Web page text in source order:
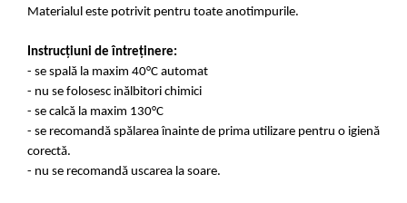
Materialul este potrivit pentru toate anotimpurile.
Instrucțiuni de întreținere:
- se spală la maxim 40°C automat
- nu se folosesc inălbitori chimici
- se calcă la maxim 130°C
- se recomandă spălarea înainte de prima utilizare pentru o igienă
corectă.
- nu se recomandă uscarea la soare.